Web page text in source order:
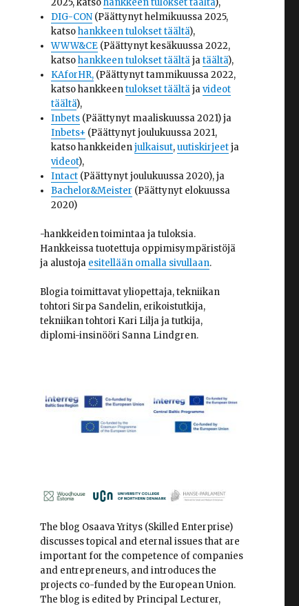
2025, katsohankkeen tulokset täältä),
DIG-CON (Päättynyt helmikuussa 2025,
katsohankkeen tulokset täältä),
WWW&CE (Päättynyt kesäkuussa 2022,
katsohankkeen tulokset täältäjatäältä),
KAforHR, (Päättynyt tammikuussa 2022,
katso hankkeentulokset täältäjavideot
täältä),
Inbets (Päättynyt maaliskuussa 2021) ja
Inbets+ (Päättynyt joulukuussa 2021,
katso hankkeidenjulkaisut,uutiskirjeetja
videot),
Intact (Päättynyt joulukuussa 2020), ja
Bachelor&Meister (Päättynyt elokuussa
2020)
-hankkeiden toimintaa ja tuloksia.
Hankkeissa tuotettuja oppimisympäristöjä
ja alustoja esitellään omalla sivullaan.
Blogia toimittavat yliopettaja, tekniikan
tohtori Sirpa Sandelin, erikoistutkija,
tekniikan tohtori Kari Lilja ja tutkija,
diplomi-insinööri Sanna Lindgren.
The blog Osaava Yritys (Skilled Enterprise)
discusses topical and eternal issues that are
important for the competence of companies
and entrepreneurs, and introduces the
projects co-funded by the European Union.
The blog is edited by Principal Lecturer,